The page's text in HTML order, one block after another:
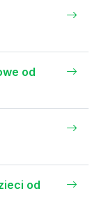
od
od